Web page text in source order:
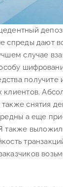
спреды дают
случае
получите
клиентов.
снятия
а еще
также